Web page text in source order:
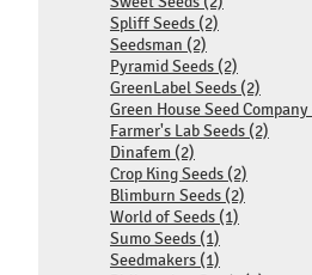
Spliff Seeds (2)
Seedsman (2)
Pyramid Seeds (2)
GreenLabel Seeds (2)
Green House Seed Company
Farmer's Lab Seeds (2)
Dinafem (2)
Crop King Seeds (2)
Blimburn Seeds (2)
World of Seeds (1)
Sumo Seeds (1)
Seedmakers (1)